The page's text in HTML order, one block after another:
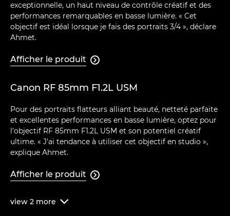
exceptionnelle, un haut niveau de contrôle créatif et des
performances remarquables en basse lumière. « Cet
objectif est idéal lorsque je fais des portraits 3/4 », déclare
Ahmet.
Afficher le produit 
Canon RF 85mm F1.2L USM
Pour des portraits flatteurs alliant beauté, netteté parfaite
et excellentes performances en basse lumière, optez pour
l'objectif RF 85mm F1.2L USM et son potentiel créatif
ultime. « J'ai tendance à utiliser cet objectif en studio »,
explique Ahmet.
Afficher le produit 
view 2 more 